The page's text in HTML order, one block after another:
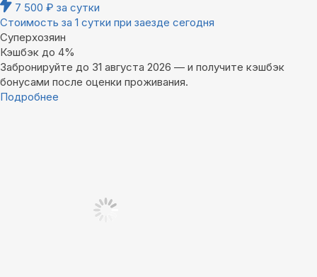
7 500 ₽ за сутки
Стоимость за 1 сутки при заезде сегодня
Суперхозяин
Кэшбэк до 4%
Забронируйте до 31 августа 2026 — и получите кэшбэк
бонусами после оценки проживания.
Подробнее